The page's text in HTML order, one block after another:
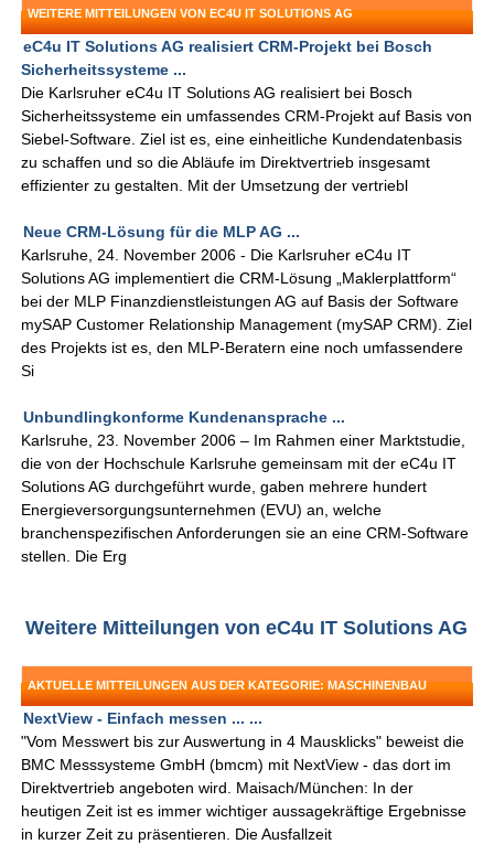
WEITERE MITTEILUNGEN VON EC4U IT SOLUTIONS AG
eC4u IT Solutions AG realisiert CRM-Projekt bei Bosch
Sicherheitssysteme ...
Die Karlsruher eC4u IT Solutions AG realisiert bei Bosch
Sicherheitssysteme ein umfassendes CRM-Projekt auf Basis von
Siebel-Software. Ziel ist es, eine einheitliche Kundendatenbasis
zu schaffen und so die Abläufe im Direktvertrieb insgesamt
effizienter zu gestalten. Mit der Umsetzung der vertriebl
Neue CRM-Lösung für die MLP AG ...
Karlsruhe, 24. November 2006 - Die Karlsruher eC4u IT
Solutions AG implementiert die CRM-Lösung „Maklerplattform“
bei der MLP Finanzdienstleistungen AG auf Basis der Software
mySAP Customer Relationship Management (mySAP CRM). Ziel
des Projekts ist es, den MLP-Beratern eine noch umfassendere
Si
Unbundlingkonforme Kundenansprache ...
Karlsruhe, 23. November 2006 – Im Rahmen einer Marktstudie,
die von der Hochschule Karlsruhe gemeinsam mit der eC4u IT
Solutions AG durchgeführt wurde, gaben mehrere hundert
Energieversorgungsunternehmen (EVU) an, welche
branchenspezifischen Anforderungen sie an eine CRM-Software
stellen. Die Erg
Weitere Mitteilungen von eC4u IT Solutions AG
AKTUELLE MITTEILUNGEN AUS DER KATEGORIE: MASCHINENBAU
NextView - Einfach messen ... ...
"Vom Messwert bis zur Auswertung in 4 Mausklicks" beweist die
BMC Messsysteme GmbH (bmcm) mit NextView - das dort im
Direktvertrieb angeboten wird. Maisach/München: In der
heutigen Zeit ist es immer wichtiger aussagekräftige Ergebnisse
in kurzer Zeit zu präsentieren. Die Ausfallzeit